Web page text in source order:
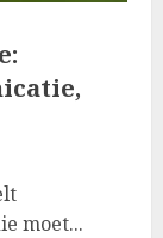
moet...